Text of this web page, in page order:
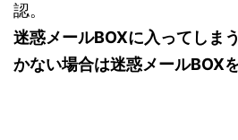
認。
迷惑メールBOXに入ってしま
かない場合は迷惑メールBOXを